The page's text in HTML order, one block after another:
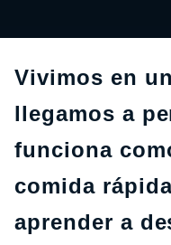
Vivimos en
llegamos a
funciona
comida
aprender a